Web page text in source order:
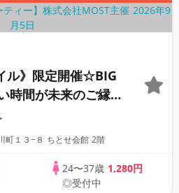
ル》限定開催☆BIG
時間が未来のご縁
町１３−８ ちとせ会館 2階
24〜37歳 1,280円
◎受付中